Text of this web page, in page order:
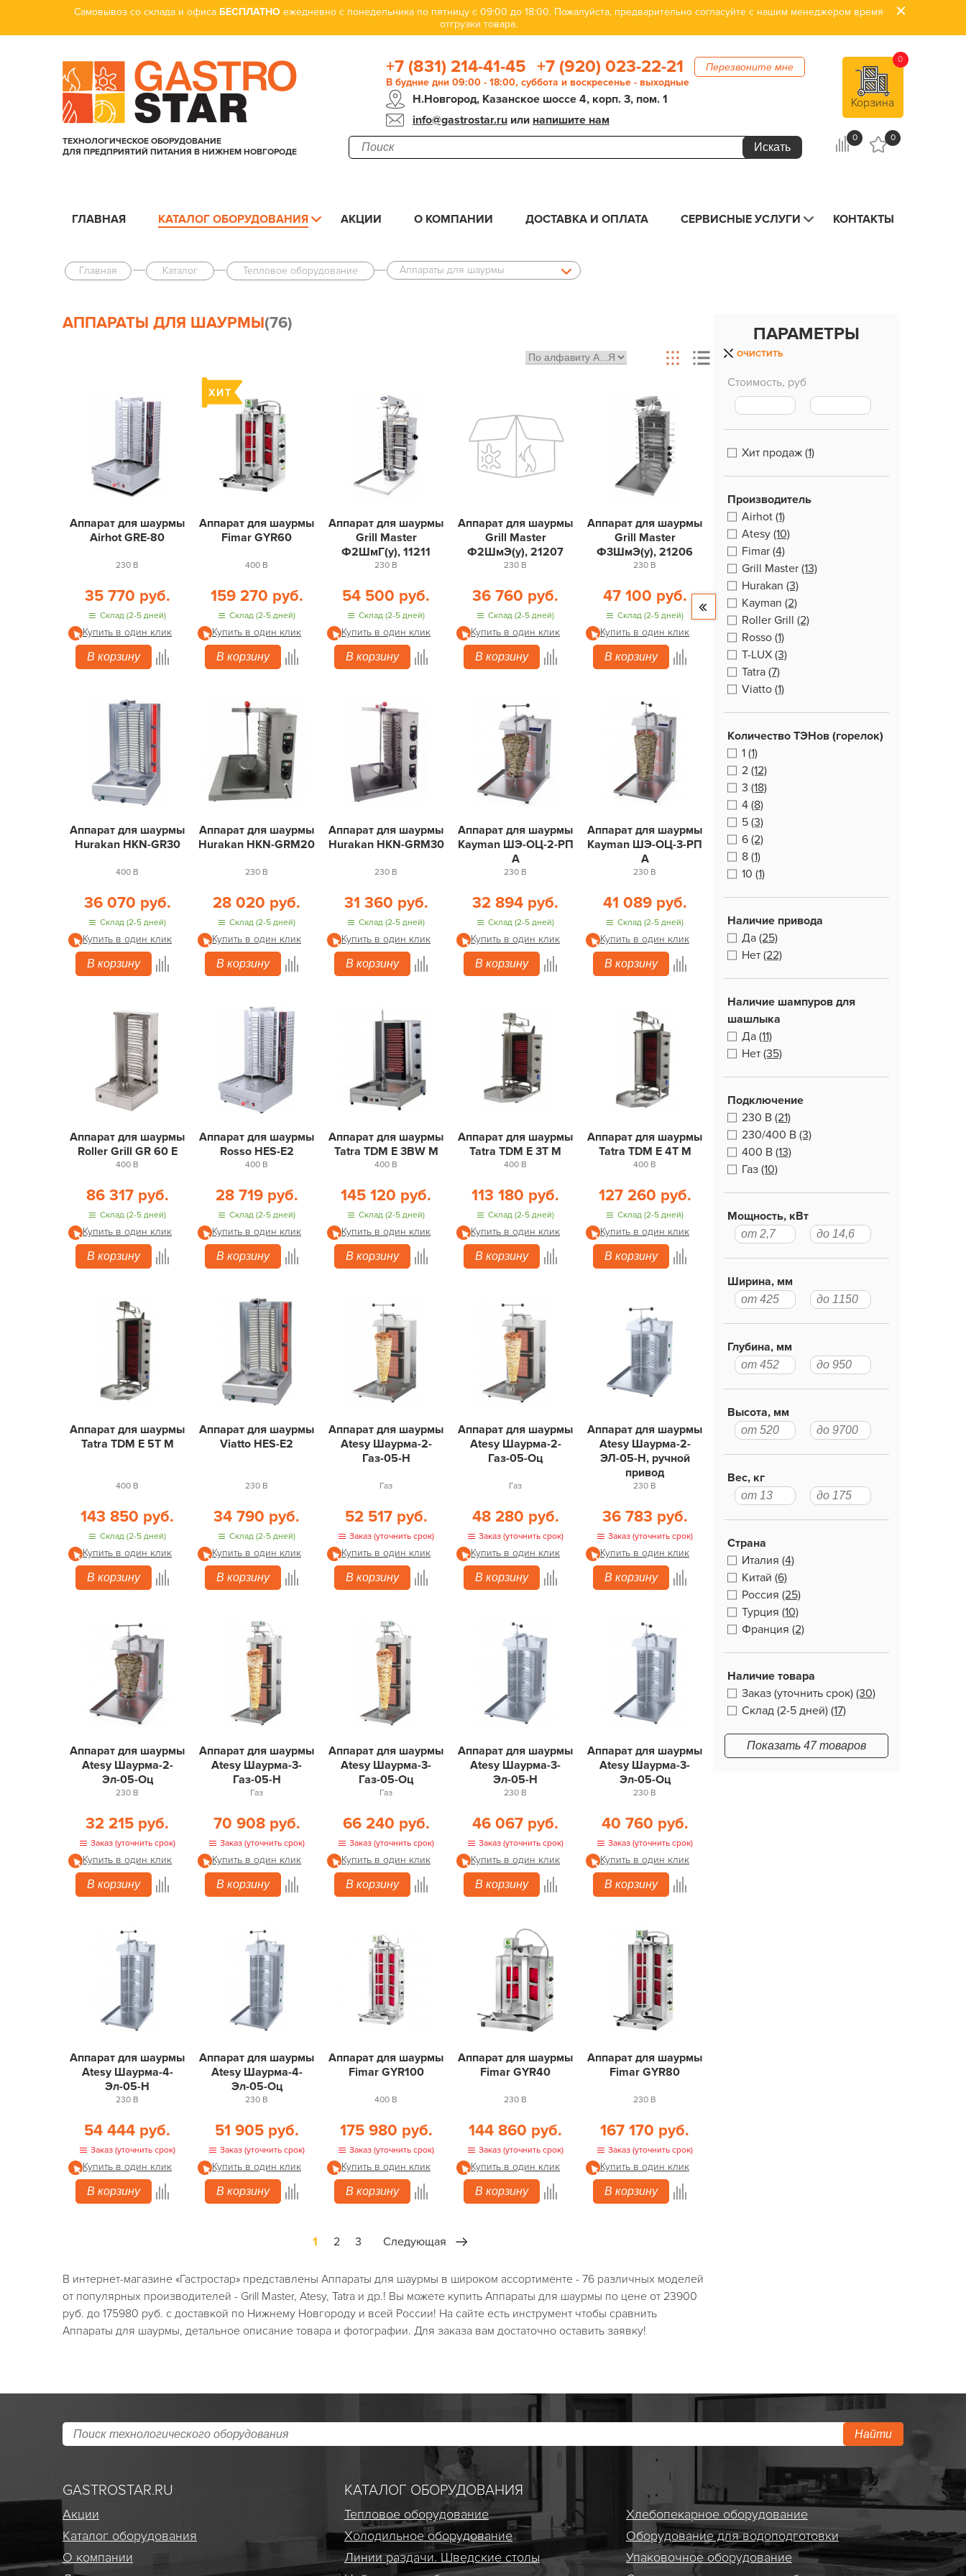
Самовывоз со склада и офиса БЕСПЛАТНО ежедневно с понедельника по пятницу с 09:00 до 18:00. Пожалуйста, предварительно согласуйте с нашим менеджером время
отгрузки товара.
ТЕХНОЛОГИЧЕСКОЕ ОБОРУДОВАНИЕ
ДЛЯ ПРЕДПРИЯТИЙ ПИТАНИЯ В НИЖНЕМ НОВГОРОДЕ
+7 (831) 214-41-45 +7 (920) 023-22-21 Перезвоните мне
В будние дни 09:00 - 18:00, суббота и воскресенье - выходные
Н.Новгород, Казанское шоссе 4, корп. 3, пом. 1
info@gastrostar.ruили напишите нам
Корзина
0
0 0
ГЛАВНАЯ КАТАЛОГ ОБОРУДОВАНИЯ АКЦИИ О КОМПАНИИ ДОСТАВКА И ОПЛАТА СЕРВИСНЫЕ УСЛУГИ КОНТАКТЫ
Главная Каталог Тепловое оборудование Аппараты для шаурмы
ПАРАМЕТРЫ
ОЧИСТИТЬ
Стоимость, руб
Хит продаж (1)
Производитель
Airhot (1)
Atesy (10)
Fimar (4)
Grill Master (13)
Hurakan (3)
Kayman (2)
Roller Grill (2)
Rosso (1)
T-LUX (3)
Tatra (7)
Viatto (1)
Количество ТЭНов (горелок)
1 (1)
2 (12)
3 (18)
4 (8)
5 (3)
6 (2)
8 (1)
10 (1)
Наличие привода
Да (25)
Нет (22)
Наличие шампуров для
шашлыка
Да (11)
Нет (35)
Подключение
230 В (21)
230/400 В (3)
400 В (13)
Газ (10)
Мощность, кВт
Ширина, мм
Глубина, мм
Высота, мм
Вес, кг
Страна
Италия (4)
Китай (6)
Россия (25)
Турция (10)
Франция (2)
Наличие товара
Заказ (уточнить срок) (30)
Склад (2-5 дней) (17)
Показать 47 товаров
АППАРАТЫ ДЛЯ ШАУРМЫ(76)
Аппарат для шаурмы
Airhot GRE-80
230 В
35 770 руб.
Склад (2-5 дней)
Купить в один клик
В корзину
Аппарат для шаурмы
Fimar GYR60
400 В
159 270 руб.
Склад (2-5 дней)
Купить в один клик
В корзину
Аппарат для шаурмы
Grill Master
Ф2ШмГ(у), 11211
230 В
54 500 руб.
Склад (2-5 дней)
Купить в один клик
В корзину
Аппарат для шаурмы
Grill Master
Ф2ШмЭ(у), 21207
230 В
36 760 руб.
Склад (2-5 дней)
Купить в один клик
В корзину
Аппарат для шаурмы
Grill Master
Ф3ШмЭ(у), 21206
230 В
47 100 руб.
Склад (2-5 дней)
Купить в один клик
В корзину
Аппарат для шаурмы
Hurakan HKN-GR30
400 В
36 070 руб.
Склад (2-5 дней)
Купить в один клик
В корзину
Аппарат для шаурмы
Hurakan HKN-GRM20
230 В
28 020 руб.
Склад (2-5 дней)
Купить в один клик
В корзину
Аппарат для шаурмы
Hurakan HKN-GRM30
230 В
31 360 руб.
Склад (2-5 дней)
Купить в один клик
В корзину
Аппарат для шаурмы
Kayman ШЭ-ОЦ-2-РП
А
230 В
32 894 руб.
Склад (2-5 дней)
Купить в один клик
В корзину
Аппарат для шаурмы
Kayman ШЭ-ОЦ-3-РП
А
230 В
41 089 руб.
Склад (2-5 дней)
Купить в один клик
В корзину
Аппарат для шаурмы
Roller Grill GR 60 E
400 В
86 317 руб.
Склад (2-5 дней)
Купить в один клик
В корзину
Аппарат для шаурмы
Rosso HES-E2
400 В
28 719 руб.
Склад (2-5 дней)
Купить в один клик
В корзину
Аппарат для шаурмы
Tatra TDM E 3BW M
400 В
145 120 руб.
Склад (2-5 дней)
Купить в один клик
В корзину
Аппарат для шаурмы
Tatra TDM E 3T M
400 В
113 180 руб.
Склад (2-5 дней)
Купить в один клик
В корзину
Аппарат для шаурмы
Tatra TDM E 4T M
400 В
127 260 руб.
Склад (2-5 дней)
Купить в один клик
В корзину
Аппарат для шаурмы
Tatra TDM E 5T M
400 В
143 850 руб.
Склад (2-5 дней)
Купить в один клик
В корзину
Аппарат для шаурмы
Viatto HES-E2
230 В
34 790 руб.
Склад (2-5 дней)
Купить в один клик
В корзину
Аппарат для шаурмы
Atesy Шаурма-2-
Газ-05-Н
Газ
52 517 руб.
Заказ (уточнить срок)
Купить в один клик
В корзину
Аппарат для шаурмы
Atesy Шаурма-2-
Газ-05-Оц
Газ
48 280 руб.
Заказ (уточнить срок)
Купить в один клик
В корзину
Аппарат для шаурмы
Atesy Шаурма-2-
ЭЛ-05-Н, ручной
привод
230 В
36 783 руб.
Заказ (уточнить срок)
Купить в один клик
В корзину
Аппарат для шаурмы
Atesy Шаурма-2-
Эл-05-Оц
230 В
32 215 руб.
Заказ (уточнить срок)
Купить в один клик
В корзину
Аппарат для шаурмы
Atesy Шаурма-3-
Газ-05-Н
Газ
70 908 руб.
Заказ (уточнить срок)
Купить в один клик
В корзину
Аппарат для шаурмы
Atesy Шаурма-3-
Газ-05-Оц
Газ
66 240 руб.
Заказ (уточнить срок)
Купить в один клик
В корзину
Аппарат для шаурмы
Atesy Шаурма-3-
Эл-05-Н
230 В
46 067 руб.
Заказ (уточнить срок)
Купить в один клик
В корзину
Аппарат для шаурмы
Atesy Шаурма-3-
Эл-05-Оц
230 В
40 760 руб.
Заказ (уточнить срок)
Купить в один клик
В корзину
Аппарат для шаурмы
Atesy Шаурма-4-
Эл-05-Н
230 В
54 444 руб.
Заказ (уточнить срок)
Купить в один клик
В корзину
Аппарат для шаурмы
Atesy Шаурма-4-
Эл-05-Оц
230 В
51 905 руб.
Заказ (уточнить срок)
Купить в один клик
В корзину
Аппарат для шаурмы
Fimar GYR100
400 В
175 980 руб.
Заказ (уточнить срок)
Купить в один клик
В корзину
Аппарат для шаурмы
Fimar GYR40
230 В
144 860 руб.
Заказ (уточнить срок)
Купить в один клик
В корзину
Аппарат для шаурмы
Fimar GYR80
230 В
167 170 руб.
Заказ (уточнить срок)
Купить в один клик
В корзину
1 2 3 Следующая
В интернет-магазине «Гастростар» представлены Аппараты для шаурмы в широком ассортименте - 76 различных моделей
от популярных производителей - Grill Master, Atesy, Tatra и др.! Вы можете купить Аппараты для шаурмы по цене от 23900
руб. до 175980 руб. с доставкой по Нижнему Новгороду и всей России! На сайте есть инструмент чтобы сравнить
Аппараты для шаурмы, детальное описание товара и фотографии. Для заказа вам достаточно оставить заявку!
Найти
GASTROSTAR.RU
Акции
Каталог оборудования
О компании
КАТАЛОГ ОБОРУДОВАНИЯ
Тепловое оборудование
Холодильное оборудование
Линии раздачи. Шведские столы
Хлебопекарное оборудование
Оборудование для водоподготовки
Упаковочное оборудование